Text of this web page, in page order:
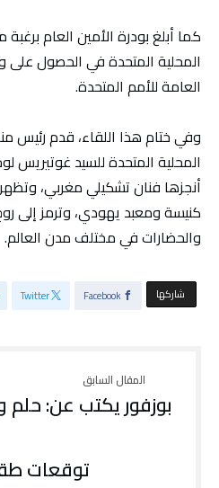
كما أبلغ بودرة الأمين العام
المحلية المتحدة في الحصول
العامة للأمم المتحدة.
وفي ختام هذا اللقاء، قدم رئيس
المحلية المتحدة للسيد غوتيريس
أنجزها فنان تشكيلي مغربي،
كنيسة ومعبد يهودي، وترمز إلى
والحضارات في مختلف مدن العالم.
‫‫ شاركها‬ Facebook
Twitter
بوزفور يكتب عن: حلم
توقعات